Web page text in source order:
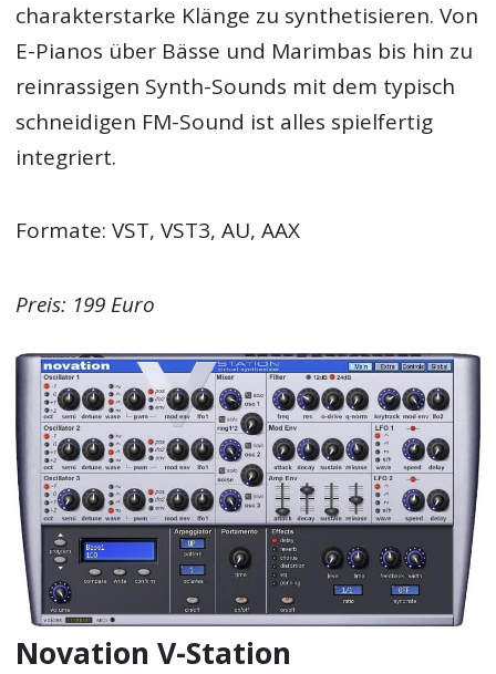
charakterstarke Klänge zu synthetisieren. Von
E-Pianos über Bässe und Marimbas bis hin zu
reinrassigen Synth-Sounds mit dem typisch
schneidigen FM-Sound ist alles spielfertig
integriert.
Formate: VST, VST3, AU, AAX
Preis: 199 Euro
Novation V-Station